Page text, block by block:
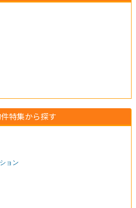
特集から探す
ョン